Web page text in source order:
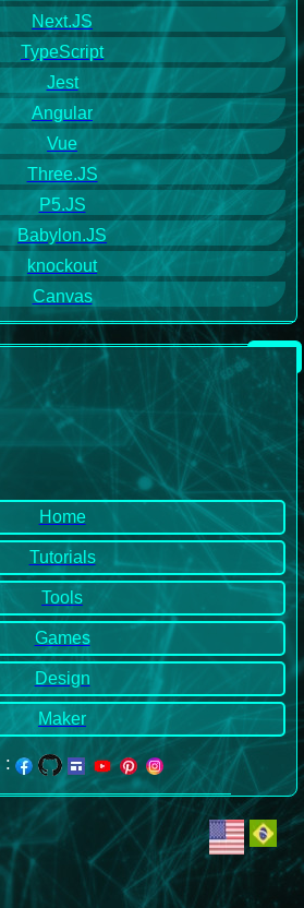
Next.JS
TypeScript
Jest
Angular
Vue
Three.JS
P5.JS
Babylon.JS
knockout
Canvas
Home
Tutorials
Tools
Games
Design
Maker
: